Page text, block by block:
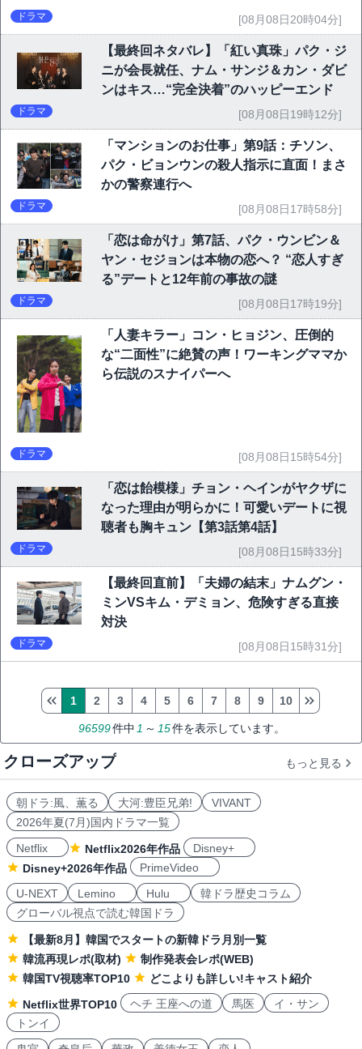
ドラマ [08月08日20時04分]
【最終回ネタバレ】「紅い真珠」パク・ジ
ニが会長就任、ナム・サンジ＆カン・ダビ
ンはキス…“完全決着”のハッピーエンド
ドラマ [08月08日19時12分]
「マンションのお仕事」第9話：チソン、
パク・ビョンウンの殺人指示に直面！まさ
かの警察連行へ
ドラマ [08月08日17時58分]
「恋は命がけ」第7話、パク・ウンビン＆
ヤン・セジョンは本物の恋へ？ “恋人すぎ
る”デートと12年前の事故の謎
ドラマ [08月08日17時19分]
「人妻キラー」コン・ヒョジン、圧倒的
な“二面性”に絶賛の声！ワーキングママか
ら伝説のスナイパーへ
ドラマ [08月08日15時54分]
「恋は飴模様」チョン・ヘインがヤクザに
なった理由が明らかに！可愛いデートに視
聴者も胸キュン【第3話第4話】
ドラマ [08月08日15時33分]
【最終回直前】「夫婦の結末」ナムグン・
ミンVSキム・デミョン、危険すぎる直接
対決
ドラマ [08月08日15時31分]
96599件中1 ～ 15件を表示しています。
1 2 3 4 5 6 7 8 9 10
クローズアップ もっと見る
朝ドラ:風、薫る 大河:豊臣兄弟!
VIVANT
2026年夏(7月)国内ドラマ一覧
Netflix
Netflix2026年作品
Disney+
Disney+2026年作品
PrimeVideo
U-NEXT
Lemino Hulu
韓ドラ歴史コラム
グローバル視点で読む韓国ドラ
【最新8月】韓国でスタートの新韓ドラ月別一覧
韓流再現レポ(取材)
制作発表会レポ(WEB)
韓国TV視聴率TOP10
どこよりも詳しい!キャスト紹介
Netflix世界TOP10
ヘチ 王座への道 馬医
イ・サン
トンイ